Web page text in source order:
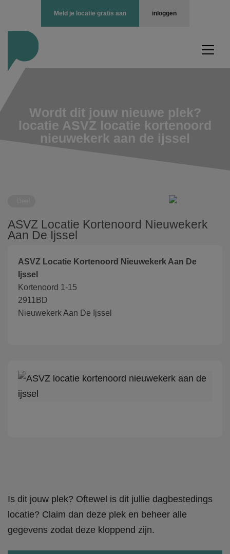
inloggen
Meld je locatie gratis aan
Wordt dit jouw nieuwe plek?
locatie ASVZ locatie kortenoord
nieuwekerk aan de ijssel
ASVZ Locatie Kortenoord Nieuwekerk
Aan De Ijssel
ASVZ Locatie Kortenoord Nieuwekerk Aan De
Ijssel
Kortenoord 1-15
2911BD
Nieuwekerk Aan De Ijssel
Is dit jouw plek? Oftewel is dit jullie dagbestedings
locatie? Claim dan deze plek en beheer alle
gegevens zodat deze kloppend zijn.